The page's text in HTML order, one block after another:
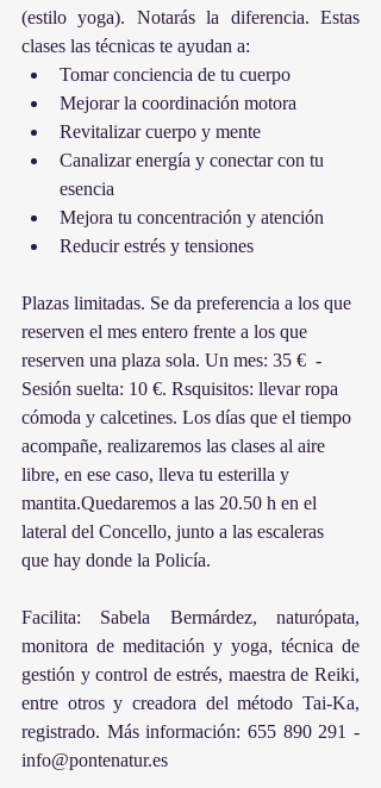
(estilo yoga). Notarás la diferencia. Estas
clases las técnicas te ayudan a:
Tomar conciencia de tu cuerpo
Mejorar la coordinación motora
Revitalizar cuerpo y mente
Canalizar energía y conectar con tu
esencia
Mejora tu concentración y atención
Reducir estrés y tensiones
Plazas limitadas. Se da preferencia a los que
reserven el mes entero frente a los que
reserven una plaza sola. Un mes: 35 €  -
Sesión suelta: 10 €. Rsquisitos: llevar ropa
cómoda y calcetines. Los días que el tiempo
acompañe, realizaremos las clases al aire
libre, en ese caso, lleva tu esterilla y
mantita.Quedaremos a las 20.50 h en el
lateral del Concello, junto a las escaleras
que hay donde la Policía.
Facilita: Sabela Bermárdez, naturópata,
monitora de meditación y yoga, técnica de
gestión y control de estrés, maestra de Reiki,
entre otros y creadora del método Tai-Ka,
registrado. Más información: 655 890 291 -
info@pontenatur.es